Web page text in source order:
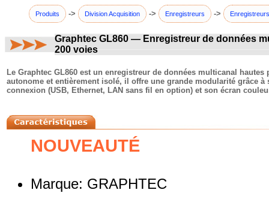
Produits -> Division Acquisition -> Enregistreurs ->
Graphtec GL860 — Enregistreur de données
200 voies
Le Graphtec GL860 est un enregistreur de données multicanal
autonome et entièrement isolé, il offre une grande modularité grâce
connexion (USB, Ethernet, LAN sans fil en option) et son écran
NOUVEAUTÉ
Marque: GRAPHTEC